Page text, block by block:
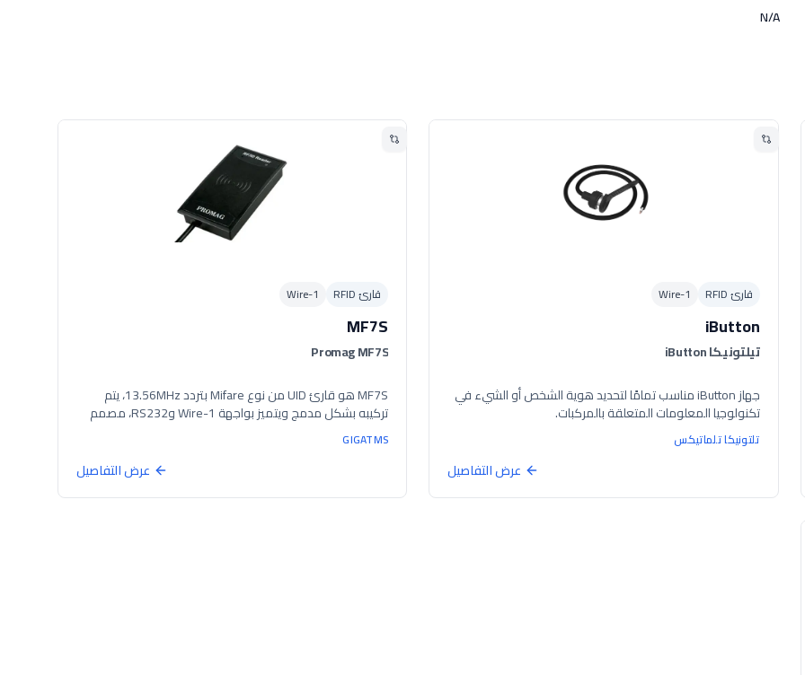
N/A
قارئ RFID 1-Wire
iButton
تيلتونيكا iButton
جهاز iButton مناسب تمامًا لتحديد هوية الشخص أو الشيء في
تكنولوجيا المعلومات المتعلقة بالمركبات.
تلتونيكا تلماتيكس
عرض التفاصيل
قارئ RFID 1-Wire
MF7S
Promag MF7S
MF7S هو قارئ UID من نوع Mifare بتردد 13.56MHz، يتم
تركيبه بشكل مدمج ويتميز بواجهة 1-Wire وRS232، مصمم
للتكامل مع أجهزة تتبع المركبات ووحدات التحكم. مع مدخل
بحجم أكبر من MR2S، مما يجعله مثالياً للتركيب على لوحة
القيادة أو في الألواح. يعد بديلاً فعالاً من حيث التكلفة لـ
iButton باستخدام بطاقات Mifare منخفضة التكلفة.
GIGATMS
عرض التفاصيل